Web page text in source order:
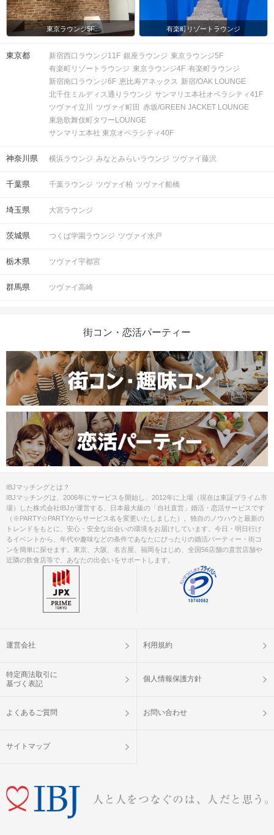
東京ラウンジ5F 有楽町リゾートラウンジ
東京都 新宿西口ラウンジ11F 銀座ラウンジ 東京ラウンジ5F
有楽町リゾートラウンジ 東京ラウンジ4F 有楽町ラウンジ
新宿南口ラウンジ6F 恵比寿アネックス 新宿/OAK LOUNGE
北千住ミルディス通りラウンジ サンマリエ本社オペラシティ41F
ツヴァイ立川
ツヴァイ町田 赤坂/GREEN JACKET LOUNGE
東急歌舞伎町タワーLOUNGE
サンマリエ本社 東京オペラシティ40F
神奈川県 横浜ラウンジ みなとみらいラウンジ ツヴァイ藤沢
千葉県 千葉ラウンジ ツヴァイ柏 ツヴァイ船橋
埼玉県 大宮ラウンジ
茨城県 つくば学園ラウンジ ツヴァイ水戸
栃木県 ツヴァイ宇都宮
群馬県 ツヴァイ高崎
街コン・恋活パーティー
IBJマッチングとは？
IBJマッチングは、2006年にサービスを開始し、2012年に上場（現在は東証プライム市
場）した株式会社IBJが運営する、日本最大級の「自社直営」婚活・恋活サービスです
（※PARTY☆PARTYからサービス名を変更いたしました）。独自のノウハウと最新の
トレンドをもとに、安心・安全な出会いの環境をお届けしています。今日・明日行け
るイベントから、年代や趣味などの条件であなたにぴったりの婚活パーティー・街コ
ンを簡単に探せます。東京、大阪、名古屋、福岡をはじめ、全国56店舗の直営店舗や
近隣の飲食店等で、あなたの出会いをサポートします。
運営会社 利用規約
特定商法取引に
基づく表記
個人情報保護方針
よくあるご質問 お問い合わせ
サイトマップ